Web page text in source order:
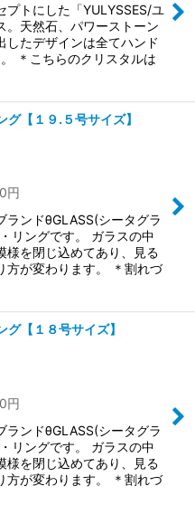
プトにした「YULYSSES/ユ
。天然石、パワーストーン
したデザインは全てハンド
＊こちらのクリスタルは
【１９.５号サイズ】
円
ランドθGLASS(シータグラ
リングです。 ガラスの中
様を閉じ込めてあり、見る
方が変わります。 ＊割れづ
【１８号サイズ】
円
ランドθGLASS(シータグラ
リングです。 ガラスの中
様を閉じ込めてあり、見る
方が変わります。 ＊割れづ